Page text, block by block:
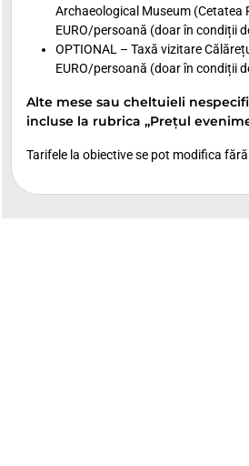
Archaeological Museum (Cetatea
EURO/persoană (doar în condiții
OPTIONAL – Taxă vizitare
EURO/persoană (doar în condiții
Alte mese sau cheltuieli
incluse la rubrica „Prețul
Tarifele la obiective se pot modifica